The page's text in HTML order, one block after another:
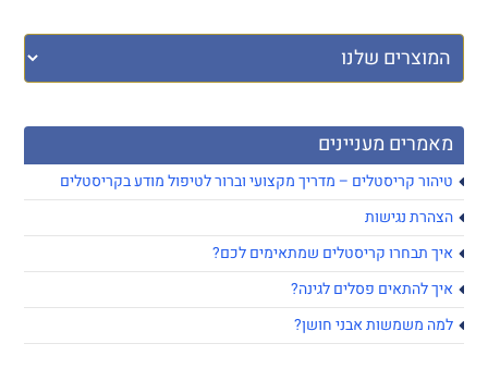
מאמרים מעניינים
טיהור קריסטלים – מדריך מקצועי וברור לטיפול מודע בקריסטלים
הצהרת נגישות
איך תבחרו קריסטלים שמתאימים לכם?
איך להתאים פסלים לגינה?
למה משמשות אבני חושן?